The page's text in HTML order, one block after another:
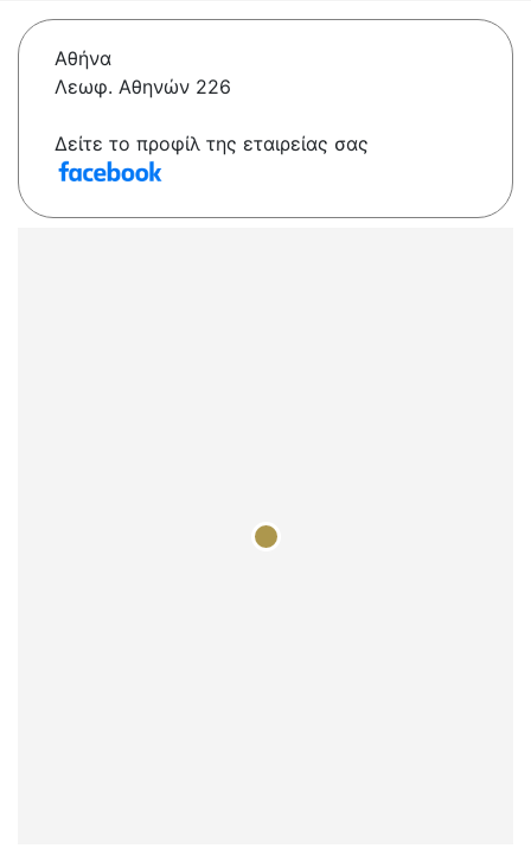
Αθήνα
Λεωφ. Αθηνών 226
Δείτε το προφίλ της εταιρείας σας